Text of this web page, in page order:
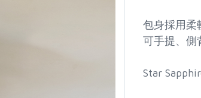
包身採用柔
可手提、側
Star